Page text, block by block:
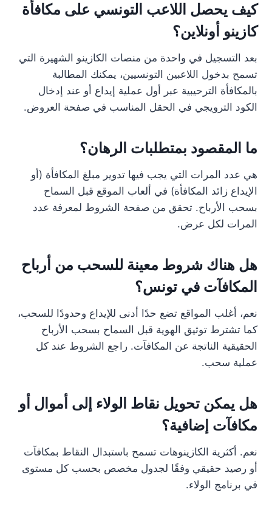
كيف يحصل اللاعب التونسي على مكافأة
كازينو أونلاين؟
بعد التسجيل في واحدة من منصات الكازينو الشهيرة التي
تسمح بدخول اللاعبين التونسيين، يمكنك المطالبة
بالمكافأة الترحيبية عبر أول عملية إيداع أو عند إدخال
الكود الترويجي في الحقل المناسب في صفحة العروض.
ما المقصود بمتطلبات الرهان؟
هي عدد المرات التي يجب فيها تدوير مبلغ المكافأة (أو
الإيداع زائد المكافأة) في ألعاب الموقع قبل السماح
بسحب الأرباح. تحقق من صفحة الشروط لمعرفة عدد
المرات لكل عرض.
هل هناك شروط معينة للسحب من أرباح
المكافآت في تونس؟
نعم، أغلب المواقع تضع حدًا أدنى للإيداع وحدودًا للسحب،
كما تشترط توثيق الهوية قبل السماح بسحب الأرباح
الحقيقية الناتجة عن المكافآت. راجع الشروط عند كل
عملية سحب.
هل يمكن تحويل نقاط الولاء إلى أموال أو
مكافآت إضافية؟
نعم. أكثرية الكازينوهات تسمح باستبدال النقاط بمكافآت
أو رصيد حقيقي وفقًا لجدول مخصص بحسب كل مستوى
في برنامج الولاء.